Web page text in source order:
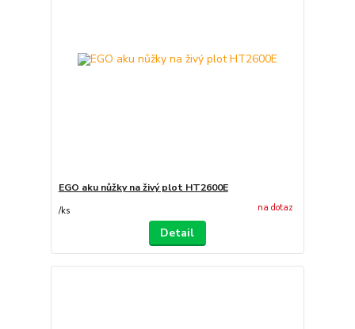
EGO aku nůžky na živý plot HT2600E
/ks na dotaz
Detail